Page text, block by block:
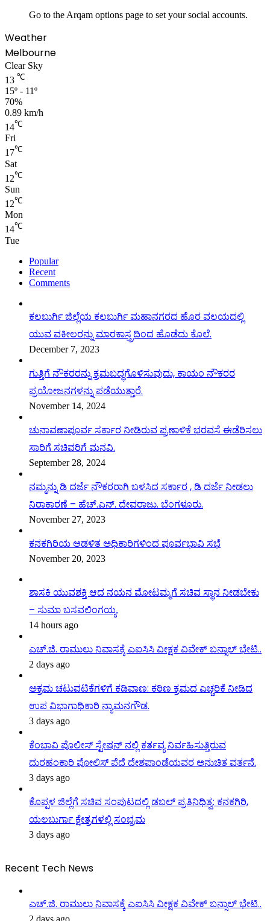
Go to the Arqam options page to set your social accounts.
Weather
Melbourne
Clear Sky
13 ℃
15º - 11º
70%
0.89 km/h
14℃
Fri
17℃
Sat
12℃
Sun
12℃
Mon
14℃
Tue
Popular
Recent
Comments
ಕಲಬುರ್ಗಿ ಜಿಲ್ಲೆಯ ಕಲಬುರ್ಗಿ ಮಹಾನಗರದ ಹೊರ ವಲಯದಲ್ಲಿ
ಯುವ ವಕೀಲರನ್ನು ಮಾರಕಾಸ್ತ್ರದಿಂದ ಹೊಡೆದು ಕೊಲೆ.
December 7, 2023
ಗುತ್ತಿಗೆ ನೌಕರರನ್ನು ಕ್ರಮಬದ್ಧಗೊಳಿಸುವುದು, ಕಾಯಂ ನೌಕರರ
ಪ್ರಯೋಜನಗಳನ್ನು ಪಡೆಯುತ್ತಾರೆ.
November 14, 2024
ಚುನಾವಣಾಪೂರ್ವ ಸರ್ಕಾರ ನೀಡಿರುವ ಪ್ರಣಾಳಿಕೆ ಭರವಸೆ ಈಡೆರಿಸಲು
ಸಾರಿಗೆ ಸಚಿವರಿಗೆ ಮನವಿ.
September 28, 2024
ನಮ್ಮನ್ನು ಡಿ ದರ್ಜೆ ನೌಕರರಾಗಿ ಬಳಸಿದ ಸರ್ಕಾರ , ಡಿ ದರ್ಜೆ ನೀಡಲು
ನಿರಾಕಾರಣೆ – ಹೆಚ್.ಎನ್. ದೇವರಾಜು. ಬೆಂಗಳೂರು.
November 27, 2023
ಕನಕಗಿರಿಯ ಆಡಳಿತ ಅಧಿಕಾರಿಗಳಿಂದ ಪೂರ್ವಭಾವಿ ಸಭೆ
November 20, 2023
ಶಾಸಕಿ ಯುವಶಕ್ತಿ ಆದ ನಯನ ಮೋಟಮ್ಮಗೆ ಸಚಿವ ಸ್ಥಾನ ನೀಡಬೇಕು
– ಸುಮಾ ಬಸವಲಿಂಗಯ್ಯ.
14 hours ago
ಎಚ್.ಜಿ. ರಾಮುಲು ನಿವಾಸಕ್ಕೆ ಎಐಸಿಸಿ ವೀಕ್ಷಕ ವಿವೇಕ್ ಬನ್ಸಾಲ್ ಭೇಟಿ..
2 days ago
ಅಕ್ರಮ ಚಟುವಟಿಕೆಗಳಿಗೆ ಕಡಿವಾಣ: ಕಠಿಣ ಕ್ರಮದ ಎಚ್ಚರಿಕೆ ನೀಡಿದ
ಉಪ ವಿಭಾಗಾಧಿಕಾರಿ ನ್ಯಾಮನಗೌಡ.
3 days ago
ಕೆಂಭಾವಿ ಪೊಲೀಸ್ ಸ್ಟೇಷನ್ ನಲ್ಲಿ ಕರ್ತವ್ಯ ನಿರ್ವಹಿಸುತ್ತಿರುವ
ದುರಹಂಕಾರಿ ಪೋಲಿಸ್ ಪೆದೆ ದೇಶಪಾಂಡೆಯವರ ಅನುಚಿತ ವರ್ತನೆ.
3 days ago
ಕೊಪ್ಪಳ ಜಿಲ್ಲೆಗೆ ಸಚಿವ ಸಂಪುಟದಲ್ಲಿ ಡಬಲ್ ಪ್ರತಿನಿಧಿತ್ವ: ಕನಕಗಿರಿ,
ಯಲಬುರ್ಗಾ ಕ್ಷೇತ್ರಗಳಲ್ಲಿ ಸಂಭ್ರಮ
3 days ago
Recent Tech News
ಎಚ್.ಜಿ. ರಾಮುಲು ನಿವಾಸಕ್ಕೆ ಎಐಸಿಸಿ ವೀಕ್ಷಕ ವಿವೇಕ್ ಬನ್ಸಾಲ್ ಭೇಟಿ..
2 days ago